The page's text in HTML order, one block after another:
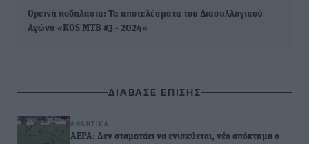
Ορεινή ποδηλασία: Τα αποτελέσματα του Διασυλλογικού
Αγώνα «KOS ΜΤΒ #3 - 2024»
ΔΙΑΒΑΣΕ ΕΠΙΣΗΣ
ΑΘΛΗΤΙΚΆ
ΑΕΡΑ: Δεν σταματάει να ενισχύεται, νέο απόκτημα ο